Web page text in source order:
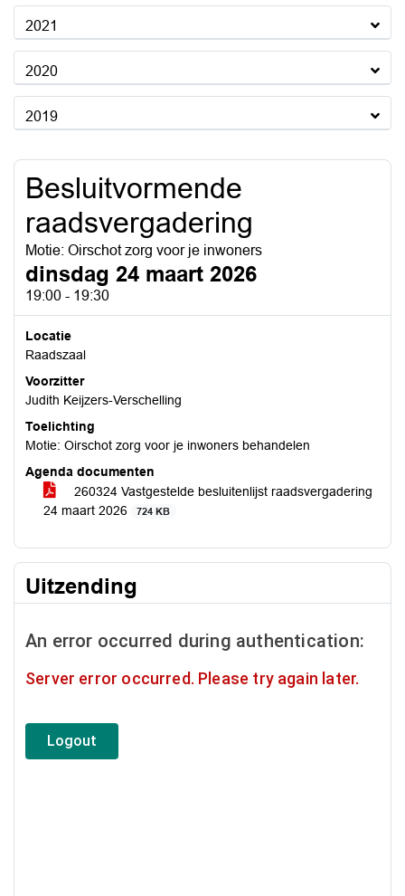
2021
2020
2019
Besluitvormende
raadsvergadering
Motie: Oirschot zorg voor je inwoners
dinsdag 24 maart 2026
19:00 - 19:30
Locatie
Raadszaal
Voorzitter
Judith Keijzers-Verschelling
Toelichting
Motie: Oirschot zorg voor je inwoners behandelen
Agenda documenten
260324 Vastgestelde besluitenlijst raadsvergadering
24 maart 2026
724 KB
Uitzending